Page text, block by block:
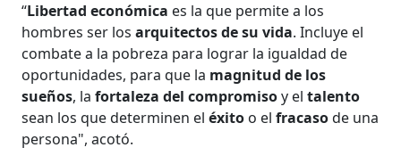
“Libertad económica es la que permite a los
hombres ser losarquitectos de su vida. Incluye el
combate a la pobreza para lograr la igualdad de
oportunidades, para que la magnitud de los
sueños, lafortaleza del compromisoy eltalento
sean los que determinen eléxito o elfracasode una
persona", acotó.